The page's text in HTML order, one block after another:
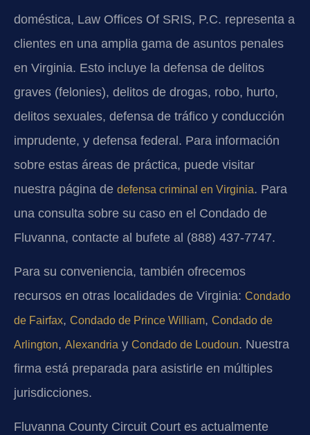
doméstica, Law Offices Of SRIS, P.C. representa a
clientes en una amplia gama de asuntos penales
en Virginia. Esto incluye la defensa de delitos
graves (felonies), delitos de drogas, robo, hurto,
delitos sexuales, defensa de tráfico y conducción
imprudente, y defensa federal. Para información
sobre estas áreas de práctica, puede visitar
nuestra página de defensa criminal en Virginia. Para
una consulta sobre su caso en el Condado de
Fluvanna, contacte al bufete al (888) 437-7747.
Para su conveniencia, también ofrecemos
recursos en otras localidades de Virginia: Condado
de Fairfax, Condado de Prince William, Condado de
Arlington, Alexandria y Condado de Loudoun. Nuestra
firma está preparada para asistirle en múltiples
jurisdicciones.
Fluvanna County Circuit Court es actualmente